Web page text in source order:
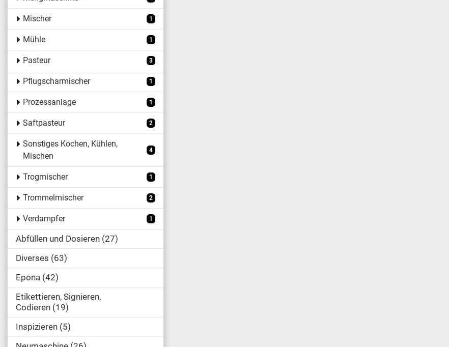
Mischer 1
Mühle 1
Pasteur 3
Pflugscharmischer 1
Prozessanlage 1
Saftpasteur 2
Sonstiges Kochen, Kühlen,
Mischen
4
Trogmischer 1
Trommelmischer 2
Verdampfer 1
Abfüllen und Dosieren 27
Diverses 63
Epona 42
Etikettieren, Signieren,
Codieren 19
Inspizieren 5